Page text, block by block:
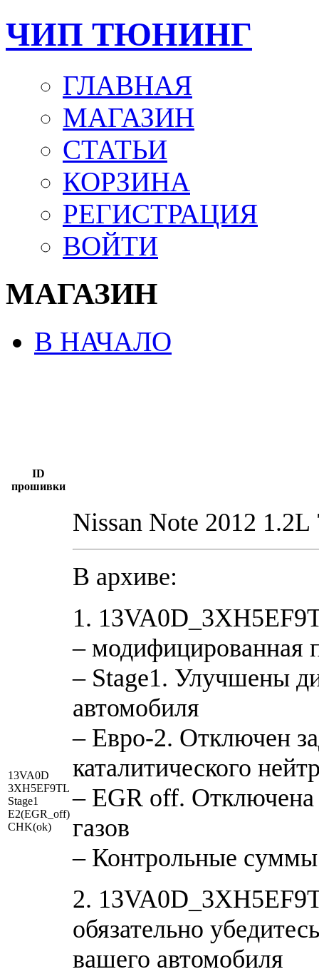
ЧИП ТЮНИНГ
ГЛАВНАЯ
МАГАЗИН
СТАТЬИ
КОРЗИНА
РЕГИСТРАЦИЯ
ВОЙТИ
МАГАЗИН
В НАЧАЛО
ID
прошивки
13VA0D
3XH5EF9TL
Stage1
E2(EGR_off)
CHK(ok)
Nissan Note 2012
В архиве:
1.
– модифицированная
– Stage1. Улучшены
автомобиля
– Евро-2. Отключен
каталитического
– EGR off.
газов
– Контрольные
2.
обязательно
вашего автомобиля